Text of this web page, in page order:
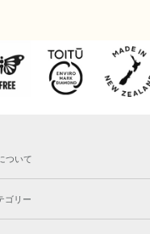
ついて
ランドストーリー
のこだわり
動物実験を
ゴリー